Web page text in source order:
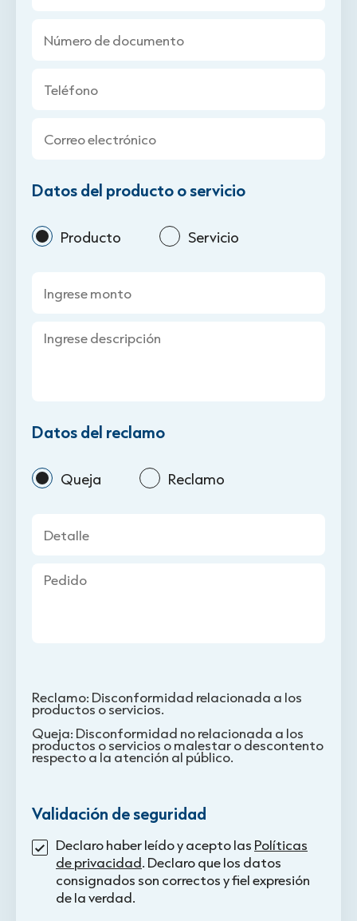
Número de documento
Teléfono
Correo electrónico
Datos del producto o servicio
Producto Servicio
Ingrese monto
Ingrese descripción
Datos del reclamo
Queja Reclamo
Detalle
Pedido
Reclamo: Disconformidad relacionada a los
productos o servicios.
Queja: Disconformidad no relacionada a los
productos o servicios o malestar o descontento
respecto a la atención al público.
Validación de seguridad
Declaro haber leído y acepto las Políticas
de privacidad. Declaro que los datos
consignados son correctos y fiel expresión
de la verdad.